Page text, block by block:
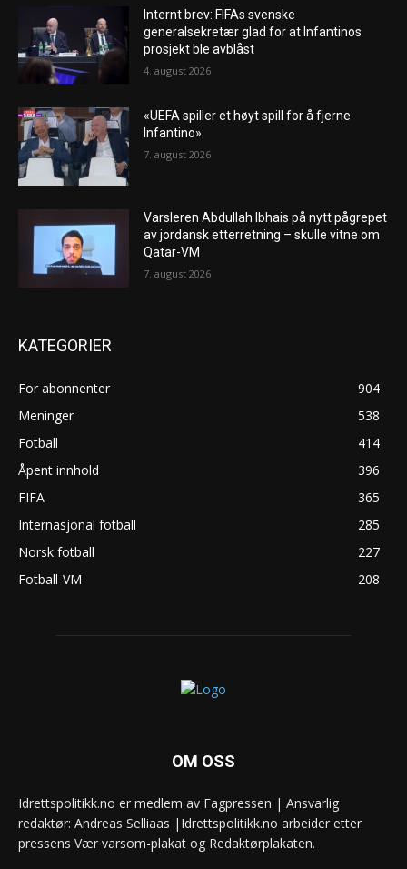
Internt brev: FIFAs svenske
generalsekretær glad for at Infantinos
prosjekt ble avblåst
4. august 2026
«UEFA spiller et høyt spill for å fjerne
Infantino»
7. august 2026
Varsleren Abdullah Ibhais på nytt pågrepet
av jordansk etterretning – skulle vitne om
Qatar-VM
7. august 2026
KATEGORIER
For abonnenter
904
Meninger
538
Fotball
414
Åpent innhold
396
FIFA
365
Internasjonal fotball
285
Norsk fotball
227
Fotball-VM
208
OM OSS
Idrettspolitikk.no er medlem av Fagpressen | Ansvarlig
redaktør: Andreas Selliaas |Idrettspolitikk.no arbeider etter
pressens Vær varsom-plakat og Redaktørplakaten.